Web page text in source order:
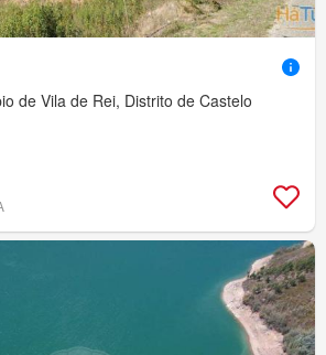
de Vila de Rei, Distrito de Castelo